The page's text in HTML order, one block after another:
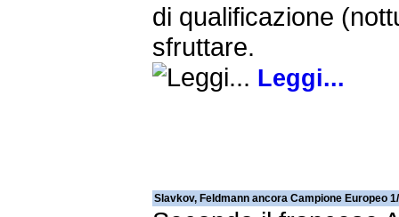
di qualificazione
sfruttare.
Leggi...
Slavkov, Feldmann ancora Campione Europeo